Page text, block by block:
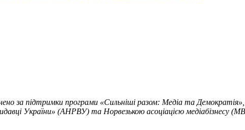
за підтримки програми «Сильніші разом: Медіа та
України» (АНРВУ) та Норвезькою асоціацією медіабізнесу